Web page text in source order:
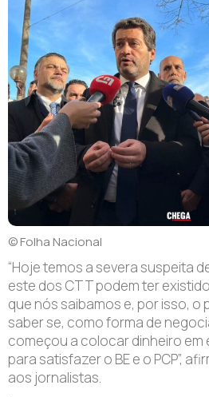
© Folha Nacional
“Hoje temos a severa suspeita
este dos CTT podem ter
que nós saibamos e, por isso, o
saber se, como forma de
começou a colocar dinheiro em
para satisfazer o BE e o PCP”,
aos jornalistas.